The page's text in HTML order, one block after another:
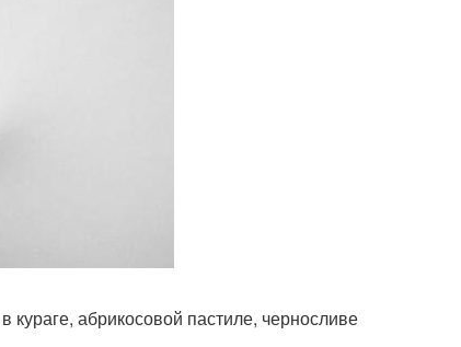
абрикосовой пастиле, черносливе